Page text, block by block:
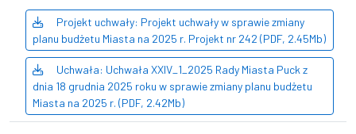
Projekt uchwały: Projekt uchwały w sprawie zmiany
planu budżetu Miasta na 2025 r. Projekt nr 242 (PDF, 2.45Mb)
Uchwała: Uchwała XXIV_1_2025 Rady Miasta Puck z
dnia 18 grudnia 2025 roku w sprawie zmiany planu budżetu
Miasta na 2025 r. (PDF, 2.42Mb)